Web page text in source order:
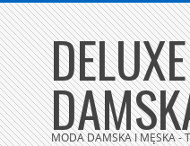
Skip
to
content
MODA DAMSKA I MĘSKA -